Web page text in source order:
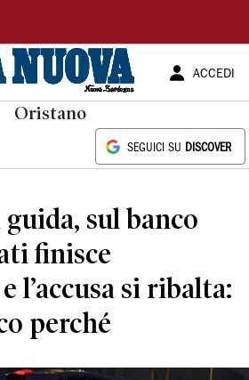
ACCEDI
Oristano
SEGUICI SU DISCOVER
sul banco
finisce
l’accusa si ribalta:
perché